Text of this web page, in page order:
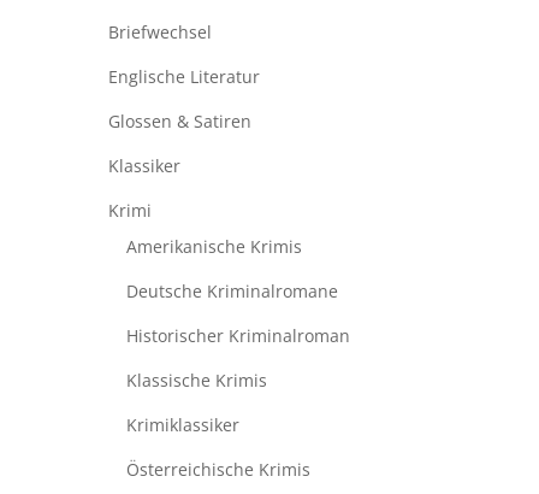
Briefwechsel
Englische Literatur
Glossen & Satiren
Klassiker
Krimi
Amerikanische Krimis
Deutsche Kriminalromane
Historischer Kriminalroman
Klassische Krimis
Krimiklassiker
Österreichische Krimis